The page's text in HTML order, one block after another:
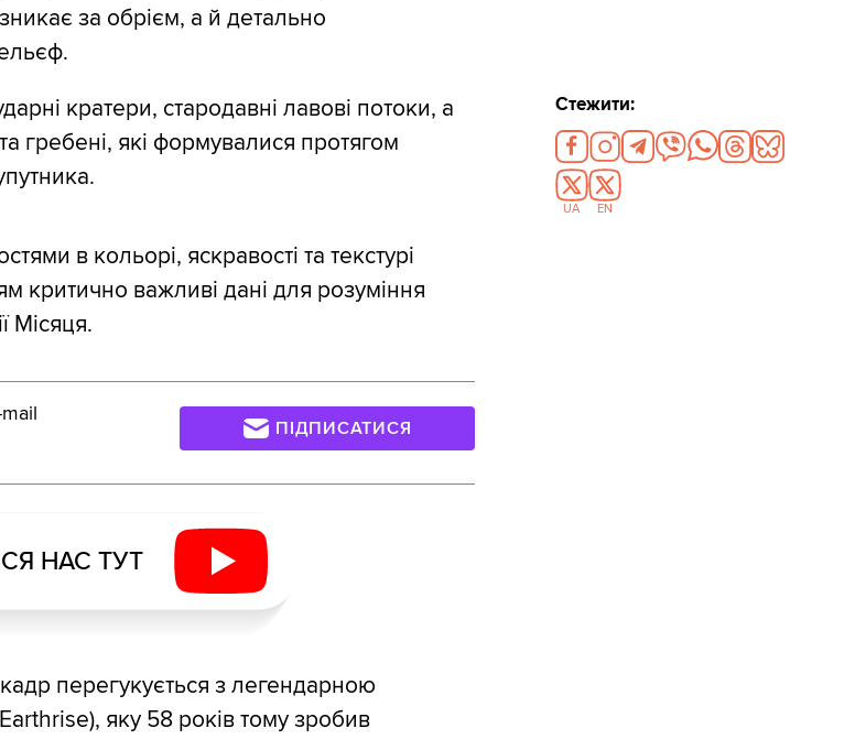
за обрієм, а й детально
кратери, стародавні лавові потоки, а
гребені, які формувалися протягом
в кольорі, яскравості та текстурі
критично важливі дані для розуміння
Місяця.
ПІДПИСАТИСЯ
НАС ТУТ
перегукується з легендарною
яку 58 років тому зробив
Стежити:
UA EN